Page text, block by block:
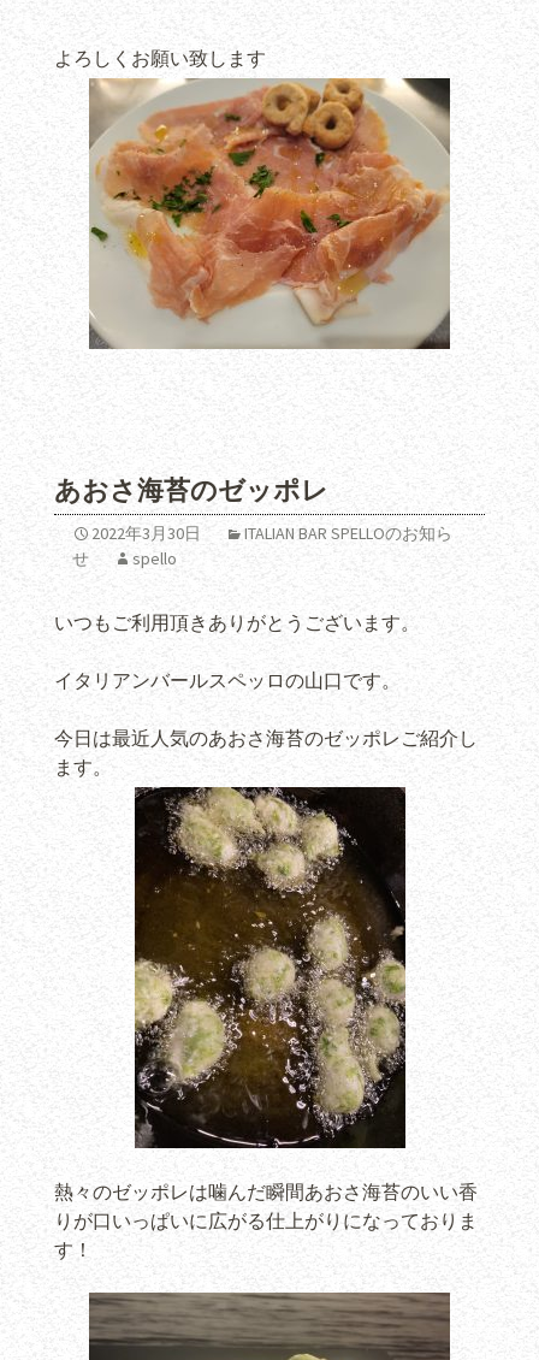
よろしくお願い致します
あおさ海苔のゼッポレ
2022年3月30日
ITALIAN BAR SPELLOのお知ら
せ
spello
いつもご利用頂きありがとうございます。
イタリアンバールスペッロの山口です。
今日は最近人気のあおさ海苔のゼッポレご紹介し
ます。
熱々のゼッポレは噛んだ瞬間あおさ海苔のいい香
りが口いっぱいに広がる仕上がりになっておりま
す！